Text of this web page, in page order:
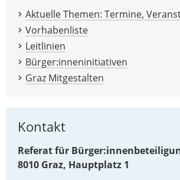
Aktuelle Themen: Termine,
Vorhabenliste
Leitlinien
Bürger:inneninitiativen
Graz Mitgestalten
Kontakt
Referat für
8010 Graz, Hauptplatz 1